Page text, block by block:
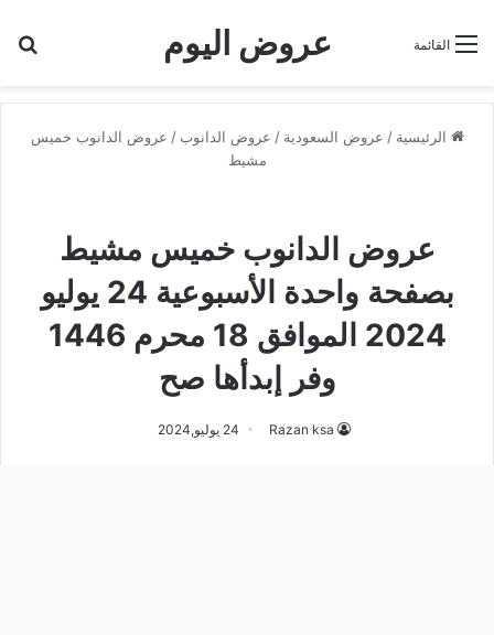
عروض اليوم القائمة
الرئيسية / عروض السعودية / عروض الدانوب / عروض الدانوب خميس
مشيط
عروض الدانوب خميس مشيط
بصفحة واحدة الأسبوعية 24 يوليو
2024 الموافق 18 محرم 1446
وفر إبدأها صح
Razan ksa 24 يوليو,2024